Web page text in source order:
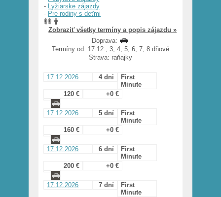
- Lyžiarske zájazdy
- Pre rodiny s deťmi
Zobraziť všetky termíny a popis zájazdu »
Doprava:
Termíny od: 17.12., 3, 4, 5, 6, 7, 8 dňové
Strava: raňajky
17.12.2026 4 dni
First
Minute
120 €
+0 €
17.12.2026 5 dní
First
Minute
160 €
+0 €
17.12.2026 6 dní
First
Minute
200 €
+0 €
17.12.2026 7 dní
First
Minute